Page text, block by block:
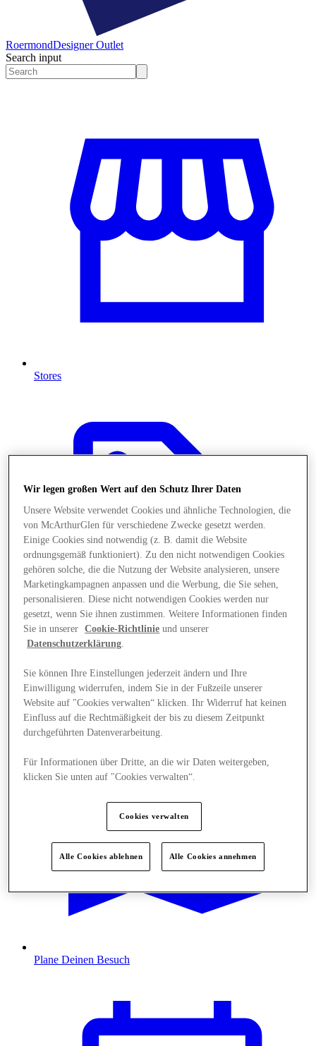
RoermondDesigner Outlet
Search input
Stores
Angebote
Plane Deinen Besuch
Wir legen großen Wert auf den Schutz Ihrer Daten
Unsere Website verwendet Cookies und ähnliche Technologien, die
von McArthurGlen für verschiedene Zwecke gesetzt werden.
Einige Cookies sind notwendig (z. B. damit die Website
ordnungsgemäß funktioniert). Zu den nicht notwendigen Cookies
gehören solche, die die Nutzung der Website analysieren, unsere
Marketingkampagnen anpassen und die Werbung, die Sie sehen,
personalisieren. Diese nicht notwendigen Cookies werden nur
gesetzt, wenn Sie ihnen zustimmen. Weitere Informationen finden
Sie in unserer
Cookie-Richtlinie und unserer
Datenschutzerklärung.
Sie können Ihre Einstellungen jederzeit ändern und Ihre
Einwilligung widerrufen, indem Sie in der Fußzeile unserer
Website auf "Cookies verwalten“ klicken. Ihr Widerruf hat keinen
Einfluss auf die Rechtmäßigkeit der bis zu diesem Zeitpunkt
durchgeführten Datenverarbeitung.
Für Informationen über Dritte, an die wir Daten weitergeben,
klicken Sie unten auf "Cookies verwalten“.
Cookies verwalten
Alle Cookies ablehnen Alle Cookies annehmen